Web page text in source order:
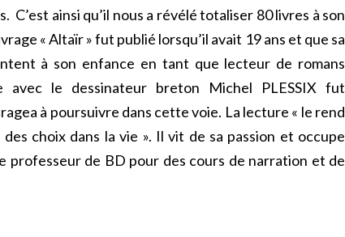
C’est ainsi qu’il nous a révélé totaliser 80 livres à son
« Altaïr » fut publié lorsqu’il avait 19 ans et que sa
à son enfance en tant que lecteur de romans
avec le dessinateur breton Michel PLESSIX fut
à poursuivre dans cette voie. La lecture « le rend
choix dans la vie ». Il vit de sa passion et occupe
professeur de BD pour des cours de narration et de